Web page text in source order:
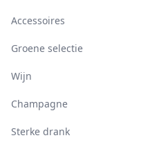
Accessoires
Groene selectie
Wijn
Champagne
Sterke drank